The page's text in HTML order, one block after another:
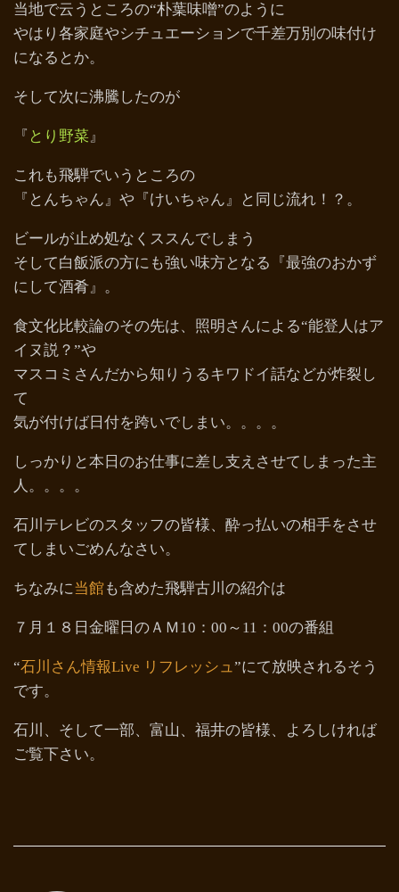
当地で云うところの“朴葉味噌”のように
やはり各家庭やシチュエーションで千差万別の味付け
になるとか。
そして次に沸騰したのが
『 とり野菜』
これも飛騨でいうところの
『とんちゃん』や『けいちゃん』と同じ流れ！？。
ビールが止め処なくススんでしまう
そして白飯派の方にも強い味方となる『最強のおかず
にして酒肴』。
食文化比較論のその先は、照明さんによる“能登人はア
イヌ説？”や
マスコミさんだから知りうるキワドイ話などが炸裂し
て
気が付けば日付を跨いでしまい。。。。
しっかりと本日のお仕事に差し支えさせてしまった主
人。。。。
石川テレビのスタッフの皆様、酔っ払いの相手をさせ
てしまいごめんなさい。
ちなみに当館も含めた飛騨古川の紹介は
７月１８日金曜日のＡＭ10：00～11：00の番組
“石川さん情報Live リフレッシュ”にて放映されるそう
です。
石川、そして一部、富山、福井の皆様、よろしければ
ご覧下さい。